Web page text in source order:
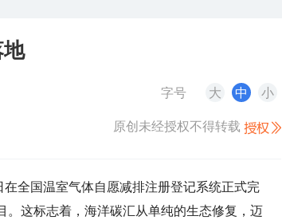
字号 大 中 小
原创未经授权不得转载
全国温室气体自愿减排注册登记系统正式完
。这标志着，海洋碳汇从单纯的生态修复，迈